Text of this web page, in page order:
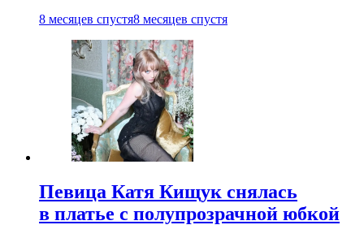
8 месяцев спустя8 месяцев спустя
Певица Катя Кищук снялась
в платье с полупрозрачной юбкой